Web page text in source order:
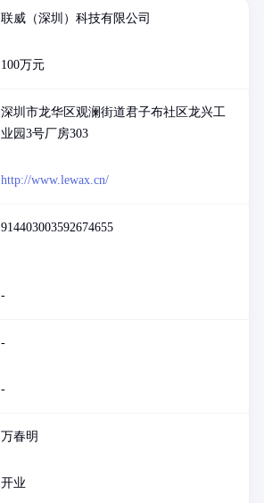
联威（深圳）科技有限公司
100万元
深圳市龙华区观澜街道君子布社区龙兴工
业园3号厂房303
http://www.lewax.cn/
914403003592674655
-
-
-
万春明
开业